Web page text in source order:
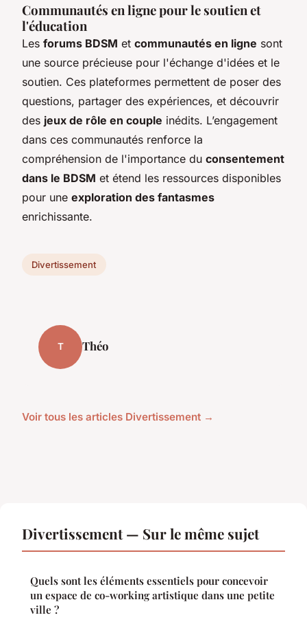
Communautés en ligne pour le soutien et
l'éducation
Les forums BDSM et communautés en ligne sont
une source précieuse pour l'échange d'idées et le
soutien. Ces plateformes permettent de poser des
questions, partager des expériences, et découvrir
des jeux de rôle en couple inédits. L’engagement
dans ces communautés renforce la
compréhension de l'importance du consentement
dans le BDSM et étend les ressources disponibles
pour une exploration des fantasmes
enrichissante.
Divertissement
T Théo
Voir tous les articles Divertissement →
Divertissement — Sur le même sujet
Quels sont les éléments essentiels pour concevoir
un espace de co-working artistique dans une petite
ville ?